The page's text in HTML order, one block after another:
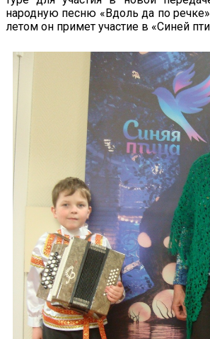
народную песню «Вдоль да по
летом он примет участие в «Синей